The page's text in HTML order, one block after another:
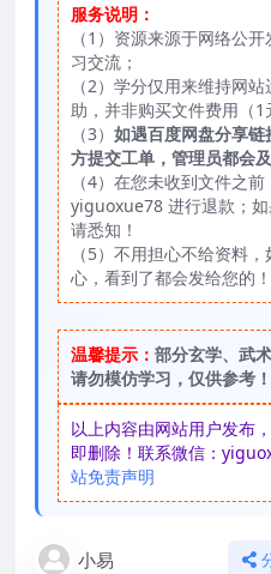
服务说明：
（1）资源来源于网络公
习交流；
（2）学分仅用来维持网
助，并非购买文件费用（1
（3） 如遇百度网盘分享
方提交工单，管理员都会
（4）在您未收到文件之
yiguoxue78 进行退款；
请悉知！
（5）不用担心不给资料
心，看到了都会发给您的
温馨提示： 部分玄学、武
请勿模仿学习，仅供参考！
以上内容由网站用户发布
即删除！联系微信：
站免责声明
小易